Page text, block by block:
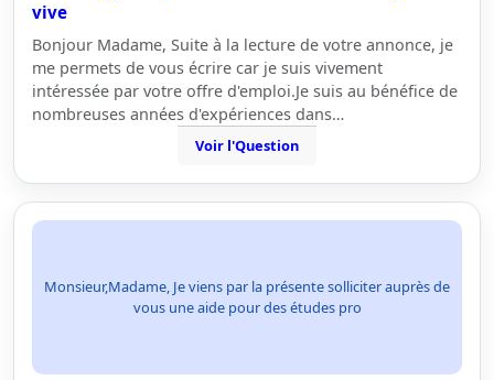
vive
Bonjour Madame, Suite à la lecture de votre annonce, je
me permets de vous écrire car je suis vivement
intéressée par votre offre d'emploi.Je suis au bénéfice de
nombreuses années d'expériences dans…
Voir l'Question
Monsieur,Madame, Je viens par la présente solliciter auprès de
vous une aide pour des études pro